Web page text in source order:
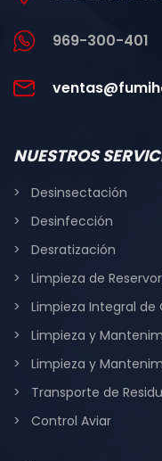
969-300-401
NUESTROS
Desinsectación
Desinfección
Desratización
Limpieza de
Limpieza Integral
Limpieza y
Limpieza y
Transporte de
Control Aviar